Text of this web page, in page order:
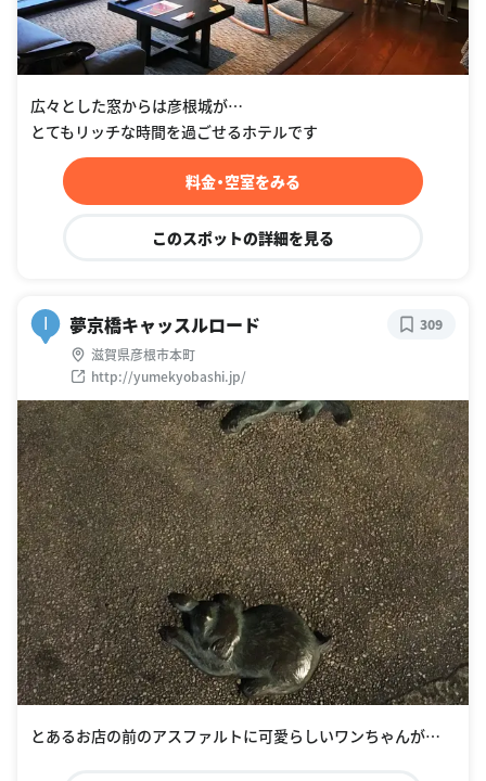
広々とした窓からは彦根城が…
とてもリッチな時間を過ごせるホテルです
料金・空室をみる
このスポットの詳細を見る
夢京橋キャッスルロード
滋賀県彦根市本町
http://yumekyobashi.jp/
309
とあるお店の前のアスファルトに可愛らしいワンちゃんが…